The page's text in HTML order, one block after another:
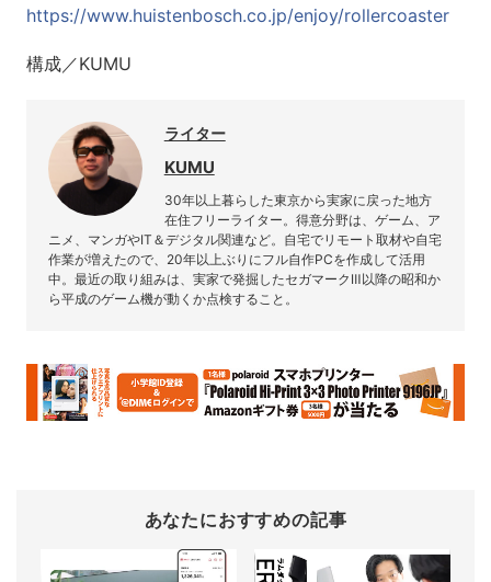
https://www.huistenbosch.co.jp/enjoy/rollercoaster
構成／KUMU
ライター
KUMU
30年以上暮らした東京から実家に戻った地方
在住フリーライター。得意分野は、ゲーム、ア
ニメ、マンガやIT＆デジタル関連など。自宅でリモート取材や自宅
作業が増えたので、20年以上ぶりにフル自作PCを作成して活用
中。最近の取り組みは、実家で発掘したセガマークⅢ以降の昭和か
ら平成のゲーム機が動くか点検すること。
あなたにおすすめの記事